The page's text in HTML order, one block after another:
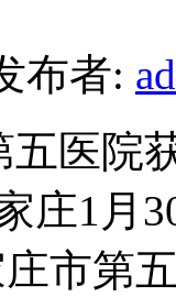
布者:
五医院
1月30
市第